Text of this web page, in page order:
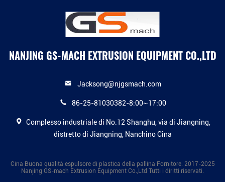
NANJING GS-MACH EXTRUSION EQUIPMENT CO.,LTD
Jacksong@njgsmach.com
86-25-81030382-8:00~17:00
Complesso industriale di No.12 Shanghu, via di Jiangning,
distretto di Jiangning, Nanchino Cina
Cina Buona qualità espulsore di plastica della pallina Fornitore. 2017-2025
Nanjing GS-mach Extrusion Equipment Co.,Ltd Tutti i diritti riservati.